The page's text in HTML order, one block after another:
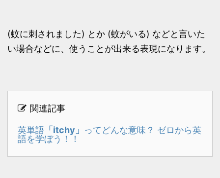
(蚊に刺されました) とか (蚊がいる) などと言いた
い場合などに、使うことが出来る表現になります。
関連記事
英単語 「itchy」
ってどんな意味？ ゼロから英
語を学ぼう！！